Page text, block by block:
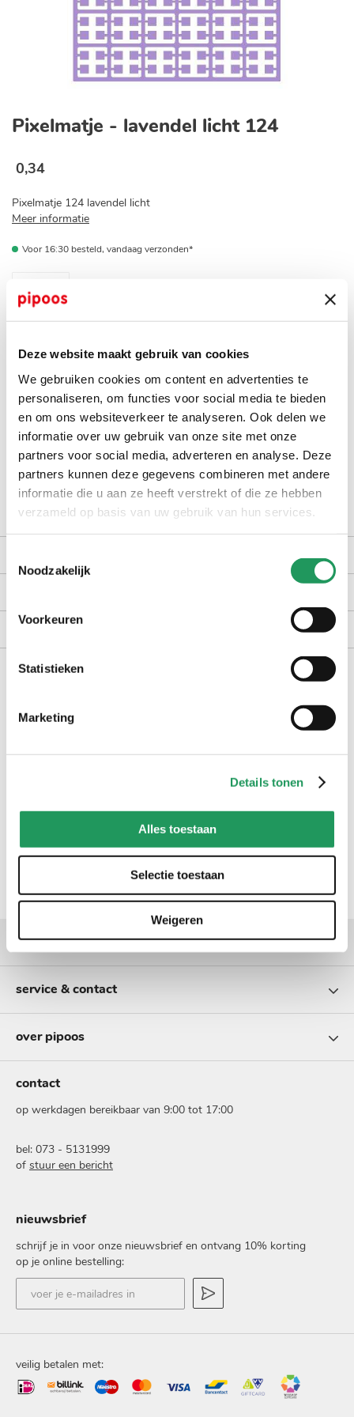
Deze website maakt gebruik van cookies
We gebruiken cookies om content en advertenties te
personaliseren, om functies voor social media te bieden
en om ons websiteverkeer te analyseren. Ook delen we
informatie over uw gebruik van onze site met onze
partners voor social media, adverteren en analyse. Deze
partners kunnen deze gegevens combineren met andere
informatie die u aan ze heeft verstrekt of die ze hebben
verzameld op basis van uw gebruik van hun services.
Noodzakelijk
Voorkeuren
Statistieken
Marketing
Details tonen
Alles toestaan
Selectie toestaan
Weigeren
het
de
gallerij
Pixelmatje - lavendel licht 124
0,34
Pixelmatje 124 lavendel licht
Meer informatie
Voor 16:30 besteld, vandaag verzonden*
Op voorraad bij jouw pipoos winkel?
check winkelvoorraad
op werkdagen voor 16:30 uur besteld, dezelfde dag verzonden
gratis bezorging vanaf €40,-
achteraf betalen met Billink
100 dagen gratis retour in NL en BE
bezorgen en retourneren
contact
op werkdagen bereikbaar van 9:00 tot 17:00
bel: 073 - 5131999
of stuur een bericht
nieuwsbrief
schrijf je in voor onze nieuwsbrief en ontvang 10% korting
op je online bestelling:
mailadres
populaire categorieën
service & contact
over pipoos
veilig betalen met: